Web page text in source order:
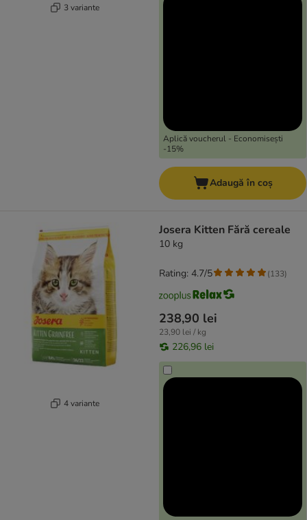
3 variante
Aplică voucherul - Economisești
-15%
Adaugă în coș
4 variante
Josera Kitten Fără cereale
10 kg
238,90 lei
23,90 lei / kg
226,96 lei
Rating: 4.7/5 (133)